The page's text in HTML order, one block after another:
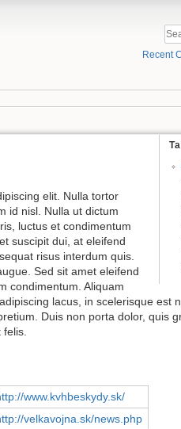
Recent
elit. Nulla tortor
id nisl. Nulla ut dictum
luctus et condimentum
suscipit dui, at eleifend
risus interdum quis.
Sed sit amet eleifend
condimentum. Aliquam
lacus, in scelerisque est
Duis non porta dolor, quis
www.kvhbeskydy.sk/
velkavojna.sk/news.php